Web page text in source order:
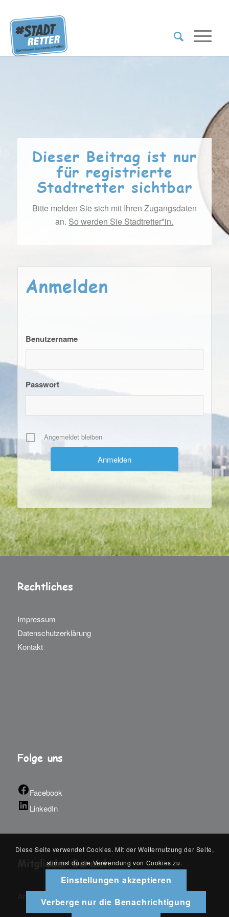
Dieser Beitrag ist nur
für registrierte
Stadtretter sichtbar
Bitte melden Sie sich mit Ihren Zugangsdaten
an. So werden Sie Stadtretter*in.
Anmelden
Benutzername
Passwort
Angemeldet bleiben
Rechtliches
Impressum
Datenschutzerklärung
Kontakt
Folge uns
Facebook
LinkedIn
Mitglieder Bereich
Diese Seite verwendet Cookies. Mit der Weiternutzung der Seite,
stimmst du die Verwendung von Cookies zu.
Einstellungen akzeptieren
Verberge nur die Benachrichtigung